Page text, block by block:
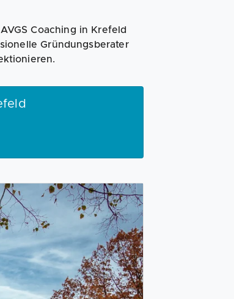
Coaching in Krefeld
Gründungsberater